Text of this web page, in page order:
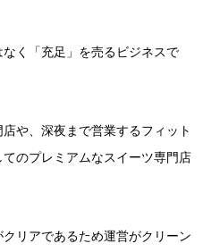
く「充足」を売るビジネスで
や、深夜まで営業するフィット
のプレミアムなスイーツ専門店
リアであるため運営がクリーン